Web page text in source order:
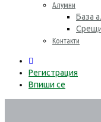
Алумни
База
Контакти
Регистрация
Впиши се